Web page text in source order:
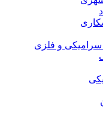
سرامیکی و فلزی